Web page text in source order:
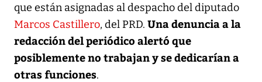
que están asignadas al despacho del diputado
Marcos Castillero, del PRD. Una denuncia a la
redacción del periódico alertó que
posiblemente no trabajan y se dedicarían a
otras funciones.